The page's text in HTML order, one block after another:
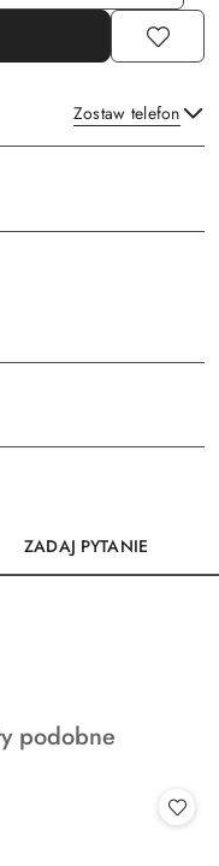
Zostaw telefon
ZADAJ PYTANIE
podobne